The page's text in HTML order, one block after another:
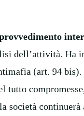
dell’attività. Ha
(art. 94
tutto
società continuerà